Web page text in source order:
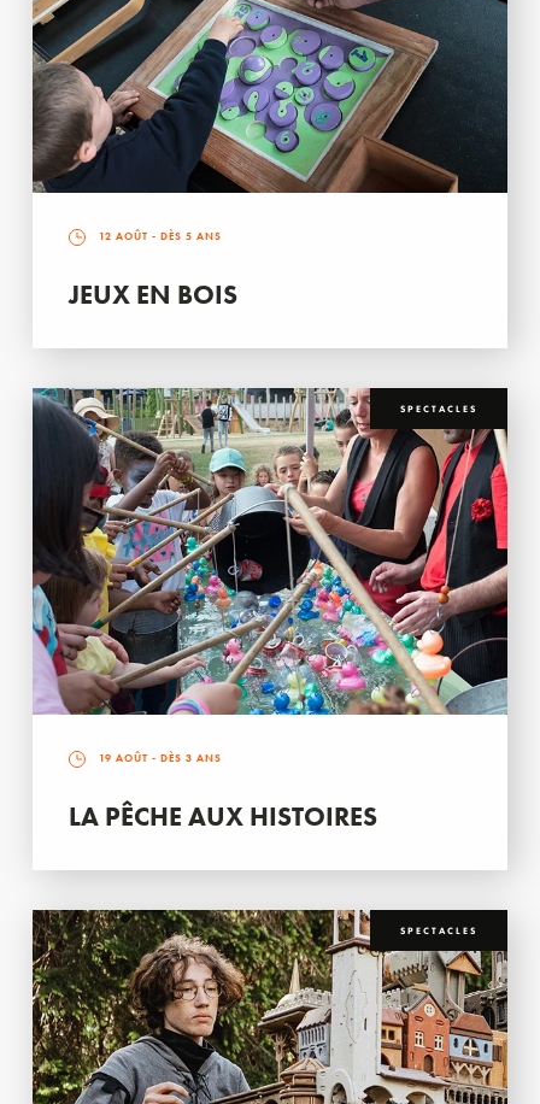
12 AOÛT - DÈS 5 ANS
JEUX EN BOIS
SPECTACLES
19 AOÛT - DÈS 3 ANS
LA PÊCHE AUX HISTOIRES
SPECTACLES